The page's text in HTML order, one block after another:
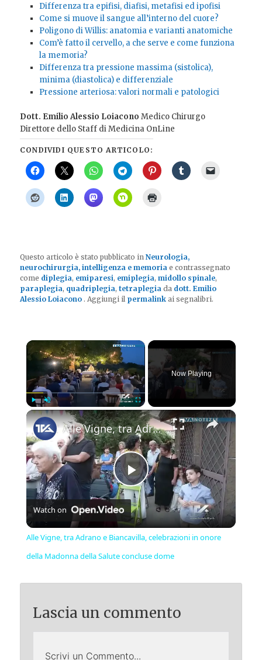
Differenza tra epifisi, diafisi, metafisi ed ipofisi
Come si muove il sangue all’interno del cuore?
Poligono di Willis: anatomia e varianti anatomiche
Com’è fatto il cervello, a che serve e come funziona
la memoria?
Differenza tra pressione massima (sistolica),
minima (diastolica) e differenziale
Pressione arteriosa: valori normali e patologici
Dott. Emilio Alessio Loiacono Medico Chirurgo
Direttore dello Staff di Medicina OnLine
CONDIVIDI QUESTO ARTICOLO:
Questo articolo è stato pubblicato inNeurologia,
neurochirurgia, intelligenza e memoria e contrassegnato
come diplegia, emiparesi, emiplegia,midollo spinale,
paraplegia, quadriplegia,tetraplegia da dott. Emilio
Alessio Loiacono. Aggiungi il permalink ai segnalibri.
×
Play Unmute Fullscreen
Now Playing
×
Play
Video
Alle Vigne, tra Adrano e Biancavilla, celebrazioni in onore della Madonna della Salute concluse dome
Watch on
Alle Vigne, tra Adrano e Biancavilla, celebrazioni in onore
della Madonna della Salute concluse dome
Lascia un commento
Scrivi un Commento...